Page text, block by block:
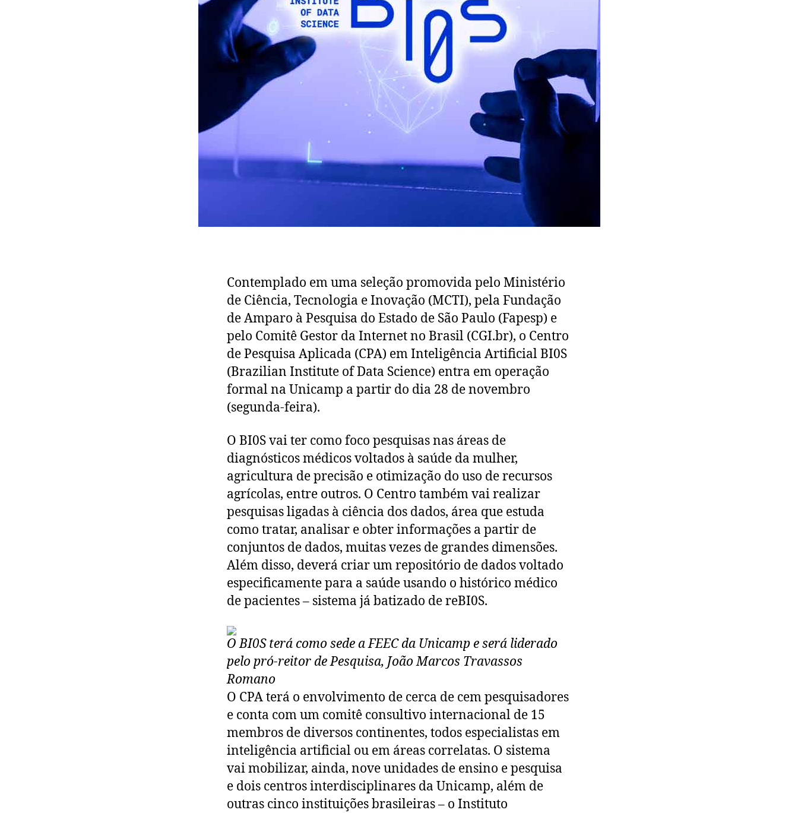
Contemplado em uma seleção promovida pelo Ministério
de Ciência, Tecnologia e Inovação (MCTI), pela Fundação
de Amparo à Pesquisa do Estado de São Paulo (Fapesp) e
pelo Comitê Gestor da Internet no Brasil (CGI.br), o Centro
de Pesquisa Aplicada (CPA) em Inteligência Artificial BI0S
(Brazilian Institute of Data Science) entra em operação
formal na Unicamp a partir do dia 28 de novembro
(segunda-feira).
O BI0S vai ter como foco pesquisas nas áreas de
diagnósticos médicos voltados à saúde da mulher,
agricultura de precisão e otimização do uso de recursos
agrícolas, entre outros. O Centro também vai realizar
pesquisas ligadas à ciência dos dados, área que estuda
como tratar, analisar e obter informações a partir de
conjuntos de dados, muitas vezes de grandes dimensões.
Além disso, deverá criar um repositório de dados voltado
especificamente para a saúde usando o histórico médico
de pacientes – sistema já batizado de reBI0S.
O BI0S terá como sede a FEEC da Unicamp e será liderado
pelo pró-reitor de Pesquisa, João Marcos Travassos
Romano
O CPA terá o envolvimento de cerca de cem pesquisadores
e conta com um comitê consultivo internacional de 15
membros de diversos continentes, todos especialistas em
inteligência artificial ou em áreas correlatas. O sistema
vai mobilizar, ainda, nove unidades de ensino e pesquisa
e dois centros interdisciplinares da Unicamp, além de
outras cinco instituições brasileiras – o Instituto